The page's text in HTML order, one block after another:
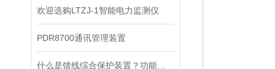
欢迎选购LTZJ-1智能电力监测仪
PDR8700通讯管理装置